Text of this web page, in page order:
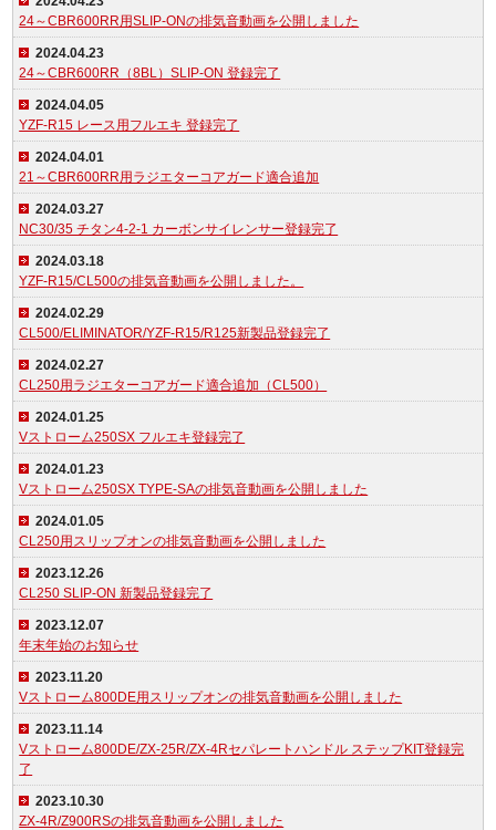
24～CBR600RR用SLIP-ONの排気音動画を公開しました
2024.04.23
24～CBR600RR（8BL）SLIP-ON 登録完了
2024.04.05
YZF-R15 レース用フルエキ 登録完了
2024.04.01
21～CBR600RR用ラジエターコアガード適合追加
2024.03.27
NC30/35 チタン4-2-1 カーボンサイレンサー登録完了
2024.03.18
YZF-R15/CL500の排気音動画を公開しました。
2024.02.29
CL500/ELIMINATOR/YZF-R15/R125新製品登録完了
2024.02.27
CL250用ラジエターコアガード適合追加（CL500）
2024.01.25
Vストローム250SX フルエキ登録完了
2024.01.23
Vストローム250SX TYPE-SAの排気音動画を公開しました
2024.01.05
CL250用スリップオンの排気音動画を公開しました
2023.12.26
CL250 SLIP-ON 新製品登録完了
2023.12.07
年末年始のお知らせ
2023.11.20
Vストローム800DE用スリップオンの排気音動画を公開しました
2023.11.14
Vストローム800DE/ZX-25R/ZX-4Rセパレートハンドル ステップKIT登録完
了
2023.10.30
ZX-4R/Z900RSの排気音動画を公開しました